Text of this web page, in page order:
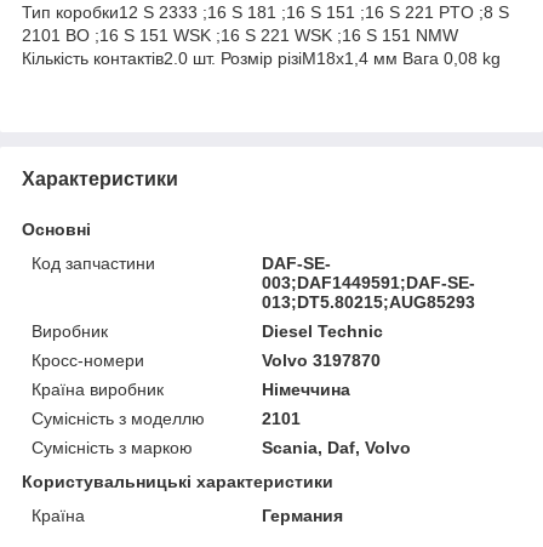
Тип коробки12 S 2333 ;16 S 181 ;16 S 151 ;16 S 221 PTO ;8 S
2101 BO ;16 S 151 WSK ;16 S 221 WSK ;16 S 151 NMW
Кількість контактів2.0 шт. Розмір різіM18x1,4 мм Вага 0,08 kg
Характеристики
Основні
Код запчастини
DAF-SE-
003;DAF1449591;DAF-SE-
013;DT5.80215;AUG85293
Виробник
Diesel Technic
Кросс-номери
Volvo 3197870
Країна виробник
Німеччина
Сумісність з моделлю
2101
Сумісність з маркою
Scania, Daf, Volvo
Користувальницькі характеристики
Країна
Германия